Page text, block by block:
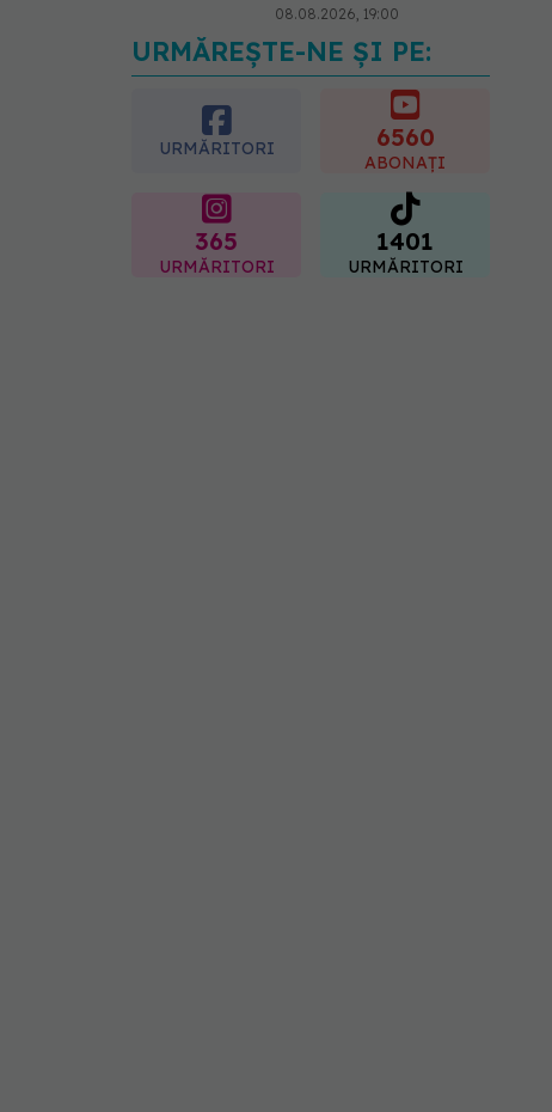
08.08.2026, 19:00
Secretul ciocolatei
perfecte a fost descoperit.
Nu se află în rețetă
09.08.2026, 10:00
URMĂREȘTE-NE ȘI PE:
URMĂRITORI 6560
ABONAȚI
365
URMĂRITORI
1401
URMĂRITORI